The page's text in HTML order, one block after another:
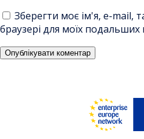
Зберегти моє ім'я, e-mail,
браузері для моїх подальших